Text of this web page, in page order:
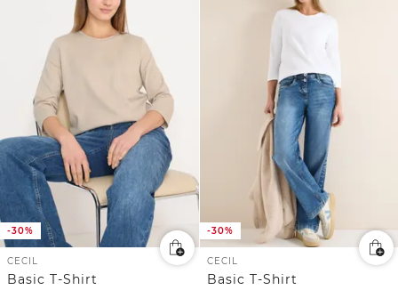
-30%
CECIL
Basic T-Shirt
-30%
CECIL
Basic T-Shirt